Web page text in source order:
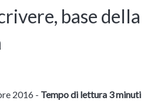
base della
2016 - Tempo di lettura 3 minuti